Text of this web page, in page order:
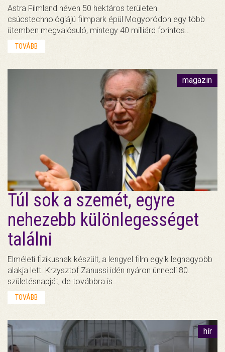
Astra Filmland néven 50 hektáros területen
csúcstechnológiájú filmpark épül Mogyoródon egy több
ütemben megvalósuló, mintegy 40 milliárd forintos…
TOVÁBB
magazin
Túl sok a szemét, egyre
nehezebb különlegességet
találni
Elméleti fizikusnak készült, a lengyel film egyik legnagyobb
alakja lett. Krzysztof Zanussi idén nyáron ünnepli 80.
születésnapját, de továbbra is…
TOVÁBB
hír